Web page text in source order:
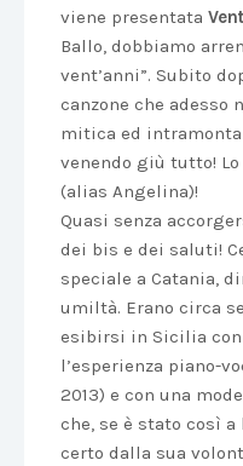
viene presentata
Ballo, dobbiamo
vent’anni”. Subito
canzone che adesso
mitica ed
venendo giù tutto!
(alias Angelina)!
Quasi senza
dei bis e dei saluti!
speciale a Catania,
umiltà. Erano circa
esibirsi in Sicilia con
l’esperienza piano-
2013) e con una
che, se è stato così
certo dalla sua